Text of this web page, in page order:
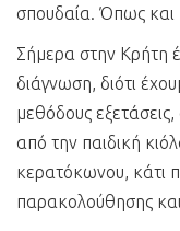
σπουδαία. Όπως και
Σήμερα στην Κρήτη
διάγνωση, διότι
μεθόδους
από την παιδική
κερατόκωνου, κάτι
παρακολούθησης